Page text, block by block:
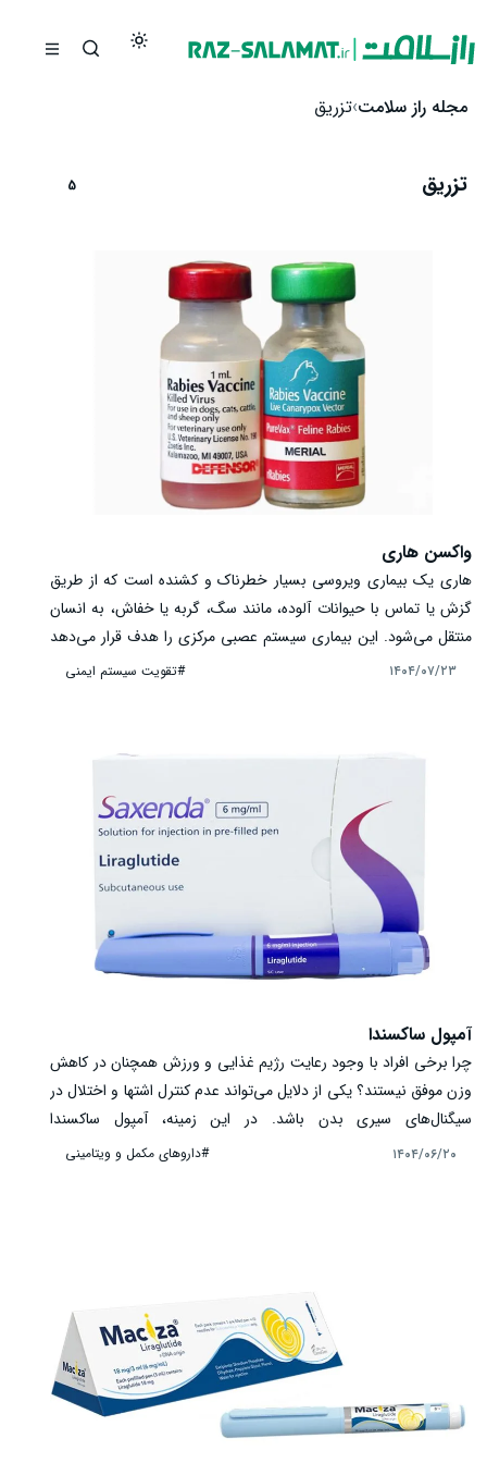
پرش به محتوا
مجله راز سلامت تزریق
تزریق 5
واکسن هاری
هاری یک بیماری ویروسی بسیار خطرناک و کشنده است که از طریق
گزش یا تماس با حیوانات آلوده، مانند سگ، گربه یا خفاش، به انسان
منتقل می‌شود. این بیماری سیستم عصبی مرکزی را هدف قرار می‌دهد
و در صورت عدم درمان، منجر به مرگ می‌شود. واکسن هاری به‌عنوان
واکسن در افرادی که در معرض حیوانات پرخطر هستند یا پس از
مواجهه با حیوان مشکوک، حیاتی است. آگاهی از نحوه تزریق، برنامه
واکسیناسیون و نکات ایمنی می‌تواند جان انسان‌ها را نجات دهد.
۱۴۰۴/۰۷/۲۳ #تقویت سیستم ایمنی
آمپول ساکسندا
چرا برخی افراد با وجود رعایت رژیم غذایی و ورزش همچنان در کاهش
وزن موفق نیستند؟ یکی از دلایل می‌تواند عدم کنترل اشتها و اختلال در
سیگنال‌های سیری بدن باشد. در این زمینه، آمپول ساکسندا
(Saxenda) به‌عنوان یک راهکار دارویی مدرن برای کاهش وزن و۱۴۰۴/۰۶/۲۰ #داروهای مکمل و ویتامینی